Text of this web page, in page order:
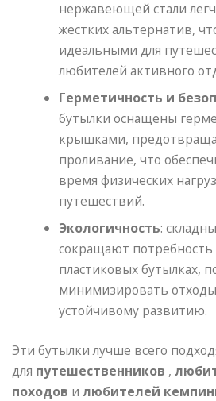
нержавеющей стали
жестких альтернатив,
идеальными для
любителей активного
Герметичность и
бутылки оснащены
крышками,
проливание, что
время физических
путешествий.
Экологичность:
сокращают
пластиковых бутылках,
минимизировать отходы
устойчивому развитию.
Эти бутылки лучше всего
для путешественников ,
походов и любителей